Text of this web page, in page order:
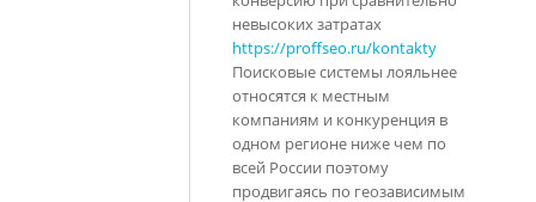
невысоких затратах
https://proffseo.ru/kontakty
Поисковые системы лояльнее
относятся к местным
компаниям и конкуренция в
одном регионе ниже чем по
всей России поэтому
продвигаясь по геозависимым